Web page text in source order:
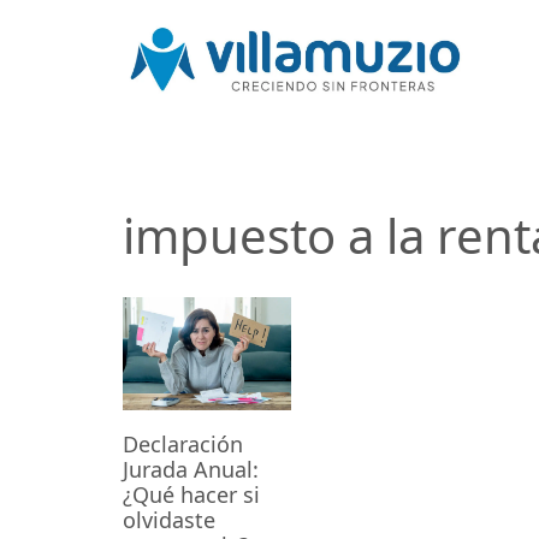
impuesto a la
Declaración
Jurada Anual:
¿Qué hacer si
olvidaste